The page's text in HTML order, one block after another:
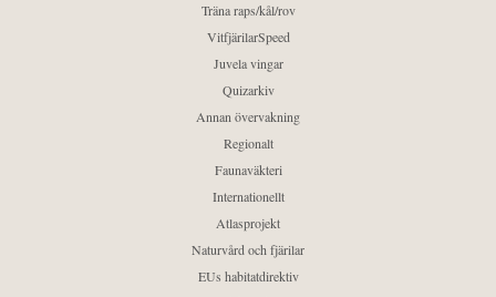
Träna raps/kål/rov
VitfjärilarSpeed
Juvela vingar
Quizarkiv
Annan övervakning
Regionalt
Faunaväkteri
Internationellt
Atlasprojekt
Naturvård och fjärilar
EUs habitatdirektiv